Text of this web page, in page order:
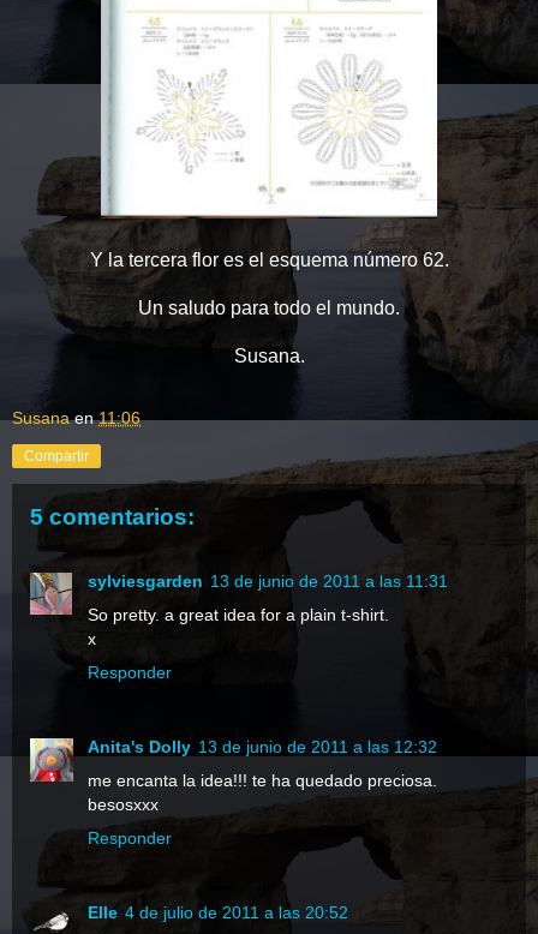
Y la tercera flor es el esquema número 62.
Un saludo para todo el mundo.
Susana.
Susana en11:06
Compartir
5 comentarios:
sylviesgarden 13 de junio de 2011 a las 11:31
So pretty. a great idea for a plain t-shirt.
x
Responder
Anita's Dolly 13 de junio de 2011 a las 12:32
me encanta la idea!!! te ha quedado preciosa.
besosxxx
Responder
Elle 4 de julio de 2011 a las 20:52